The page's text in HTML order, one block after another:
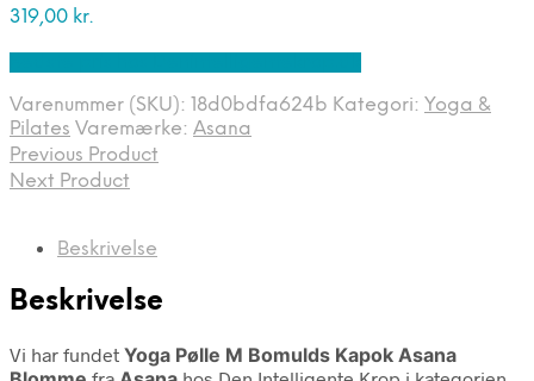
319,00 kr.
Varenummer (SKU): 18d0bdfa624b Kategori: Yoga &
Pilates Varemærke: Asana
Previous Product
Next Product
Beskrivelse
Beskrivelse
Vi har fundet Yoga Pølle M Bomulds Kapok Asana